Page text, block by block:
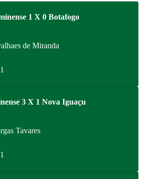
1 X 0 Botafogo
de Miranda
3 X 1 Nova Iguaçu
Tavares